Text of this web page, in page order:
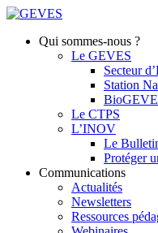
Qui sommes-nous ?
Le GEVES
Secteur
Station
Le CTPS
L’INOV
Le
Protéger
Communications
Actualités
Newsletters
Ressources